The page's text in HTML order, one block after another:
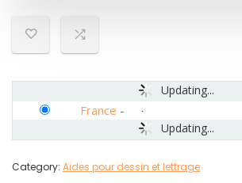
Updating...
Updating...
France -
Category: Aides pour dessin et lettrage